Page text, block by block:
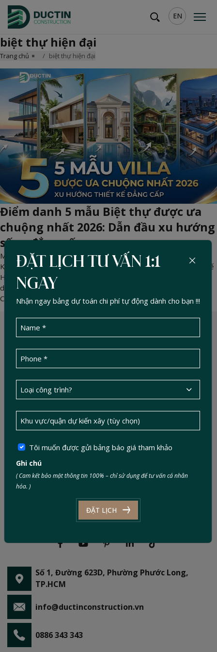
EN
biệt thự hiện đại
Trang chủ biệt thự hiện đại
Điểm danh 5 mẫu Biệt thự được ưa
chuộng nhất 2026: Dẫn đầu xu hướng
sống đẳng cấp
Mar 16, 2026 -DucTin Construction >Kinh nghiệm xây nhà
Khám phá 5 mẫu biệt thự được ưa chuộng nhất 2026. Từ thiết kế
Hiện đại, Tân cổ điển tinh giản đến không gian sinh thái nghỉ
dưỡng. Cập nhật xu hướng kiến trúc thượng lưu cùng Đức Tín
Construction.
Số 1, Đường 623D, Phường Phước Long,
TP.HCM
info@ductinconstruction.vn
0886 343 343
ĐẶT LỊCH TƯ VẤN 1:1
NGAY
Nhận ngay bảng dự toán chi phí tự động dành cho bạn !!!
Tôi muốn được gửi bảng báo giá tham khảo
Ghi chú
( Cam kết bảo mật thông tin 100% – chỉ sử dụng để tư vấn cá nhân
hóa. )
ĐẶT LỊCH